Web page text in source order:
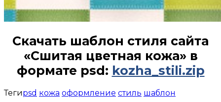
Скачать шаблон стиля сайта
«Сшитая цветная кожа» в
формате psd: kozha_stili.zip
Тегиpsd кожа оформление стиль шаблон